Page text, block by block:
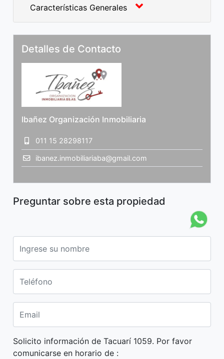
Características Generales
Detalles de Contacto
Ibañez Organización Inmobiliaria
011 15 28298117
ibanez.inmobiliariaba@gmail.com
Preguntar sobre esta propiedad
Solicito información de Tacuarí 1059. Por favor
comunicarse en horario de :